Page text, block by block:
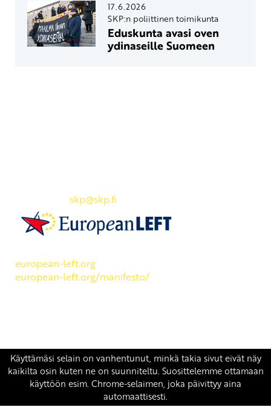
17.6.2026
SKP:n poliittinen toimikunta
Eduskunta avasi oven
ydinaseille Suomeen
skp@skp.fi
european-left.org
european-left.org/manifesto/
Copyright 2026 © SKP| Tietosuojaseloste